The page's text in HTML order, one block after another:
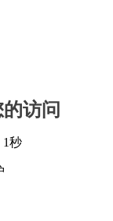
访问
1秒